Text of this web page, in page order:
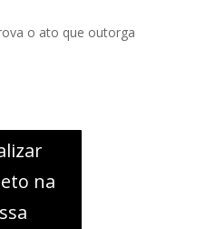
o ato que outorga
na